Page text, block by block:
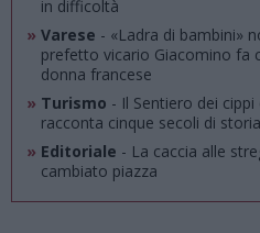
in difficoltà
» Varese - «Ladra di bambini»
prefetto vicario Giacomino fa
donna francese
» Turismo - Il Sentiero dei
racconta cinque secoli di storia
» Editoriale - La caccia alle
cambiato piazza